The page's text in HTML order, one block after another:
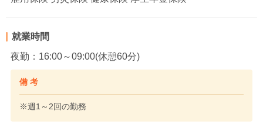
就業時間
夜勤：16:00～09:00(休憩60分)
備 考
※週1～2回の勤務